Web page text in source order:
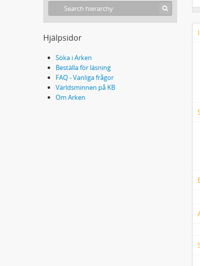
Hjälpsidor
Söka i Arken
Beställa för läsning
FAQ - Vanliga frågor
Världsminnen på KB
Om Arken